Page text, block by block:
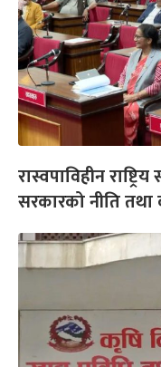
रास्वपाविहीन
सरकारको नीति तथा